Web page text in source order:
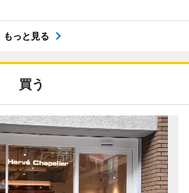
もっと見る
買う